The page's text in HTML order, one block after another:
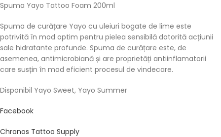
Spuma Yayo Tattoo Foam 200ml
Spuma de curățare Yayo cu uleiuri bogate de lime este
potrivită în mod optim pentru pielea sensibilă datorită acțiunii
sale hidratante profunde. Spuma de curățare este, de
asemenea, antimicrobiană și are proprietăți antiinflamatorii
care susțin în mod eficient procesul de vindecare.
Disponibil Yayo Sweet, Yayo Summer
Facebook
Chronos Tattoo Supply